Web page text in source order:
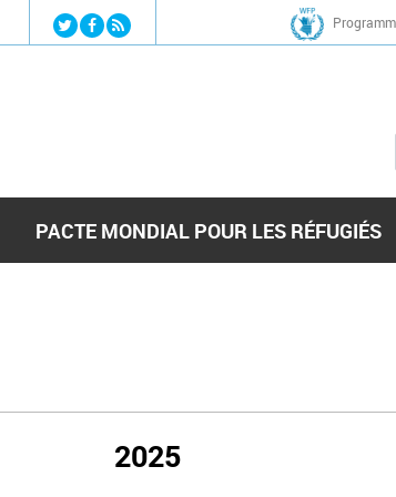
Jump to navigation
PACTE MONDIAL POUR LES RÉFUGIÉS
2025